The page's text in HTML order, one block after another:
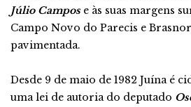
Júlio Campos e às suas margens
Campo Novo do Parecis e
pavimentada.
Desde 9 de maio de 1982 Juína é
uma lei de autoria do deputado